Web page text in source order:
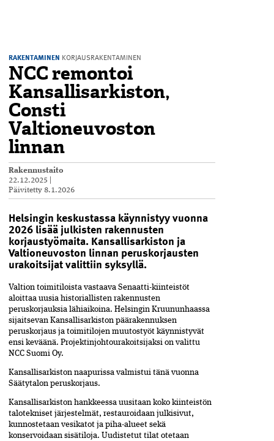
RAKENTAMINEN KORJAUSRAKENTAMINEN
NCC remontoi
Kansallisarkiston,
Consti
Valtioneuvoston
linnan
Rakennustaito
22.12.2025
Päivitetty 8.1.2026
Helsingin keskustassa käynnistyy vuonna
2026 lisää julkisten rakennusten
korjaustyömaita. Kansallis­arkiston ja
Valtioneuvoston linnan peruskorjausten
urakoitsijat valittiin syksyllä.
Valtion toimitiloista vastaava­ Senaat­ti-kiinteistöt
aloittaa ­uusia historiallisten rakennusten
peruskorjauksia lähiaikoina. Helsingin Kruununhaassa
sijaitsevan Kansallis­arkiston päärakennuksen
peruskorjaus ja toimitilojen muutostyöt käynnistyvät
ensi keväänä. Projektinjohtourakoitsijaksi on valittu
NCC Suomi Oy.
Kansallisarkiston naapurissa valmistui tänä vuonna
Säätytalon peruskorjaus.
Kansallisarkiston hankkeessa uusitaan koko kiinteistön
talotekniset järjestelmät, restauroidaan julkisivut,
kunnostetaan vesikatot ja piha-alueet sekä
konservoidaan sisätiloja. Uudistetut tilat otetaan